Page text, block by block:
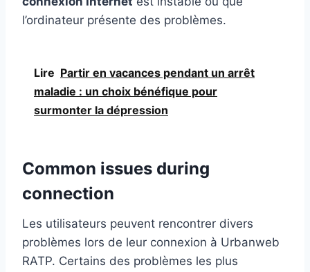
l’ordinateur présente des problèmes.
Lire Partir en vacances pendant un arrêt
maladie : un choix bénéfique pour
surmonter la dépression
Common issues during
connection
Les utilisateurs peuvent rencontrer divers
problèmes lors de leur connexion à Urbanweb
RATP. Certains des problèmes les plus